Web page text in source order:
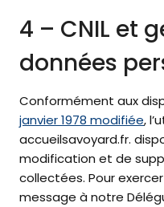
4 – CNIL et
données
Conformément aux
janvier 1978 modifiée,
accueilsavoyard.fr.
modification et de
collectées. Pour
message à notre